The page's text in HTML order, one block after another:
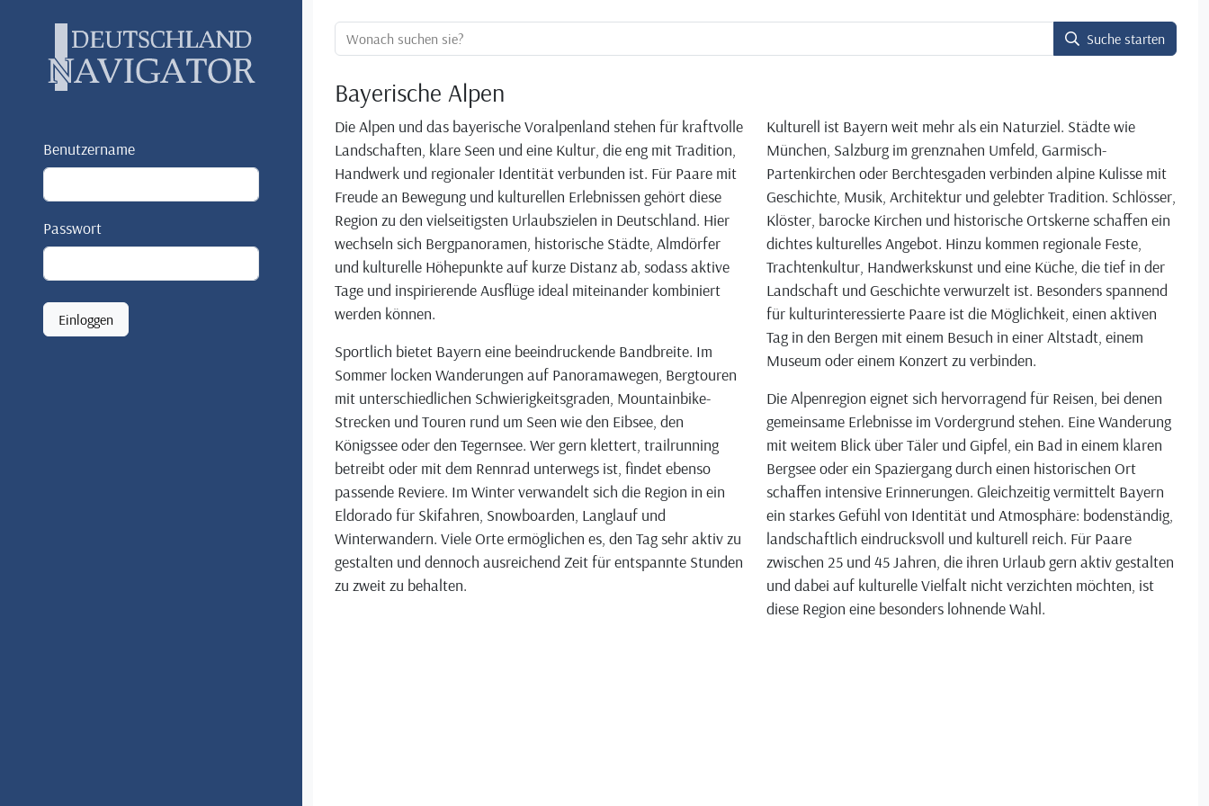
Benutzername
Passwort
Einloggen
Ortssuche: Suche starten
Bayerische Alpen
Die Alpen und das bayerische Voralpenland stehen für kraftvolle
Landschaften, klare Seen und eine Kultur, die eng mit Tradition,
Handwerk und regionaler Identität verbunden ist. Für Paare mit
Freude an Bewegung und kulturellen Erlebnissen gehört diese
Region zu den vielseitigsten Urlaubszielen in Deutschland. Hier
wechseln sich Bergpanoramen, historische Städte, Almdörfer
und kulturelle Höhepunkte auf kurze Distanz ab, sodass aktive
Tage und inspirierende Ausflüge ideal miteinander kombiniert
werden können.
Sportlich bietet Bayern eine beeindruckende Bandbreite. Im
Sommer locken Wanderungen auf Panoramawegen, Bergtouren
mit unterschiedlichen Schwierigkeitsgraden, Mountainbike-
Strecken und Touren rund um Seen wie den Eibsee, den
Königssee oder den Tegernsee. Wer gern klettert, trailrunning
betreibt oder mit dem Rennrad unterwegs ist, findet ebenso
passende Reviere. Im Winter verwandelt sich die Region in ein
Eldorado für Skifahren, Snowboarden, Langlauf und
Winterwandern. Viele Orte ermöglichen es, den Tag sehr aktiv zu
gestalten und dennoch ausreichend Zeit für entspannte Stunden
zu zweit zu behalten.
Kulturell ist Bayern weit mehr als ein Naturziel. Städte wie
München, Salzburg im grenznahen Umfeld, Garmisch-
Partenkirchen oder Berchtesgaden verbinden alpine Kulisse mit
Geschichte, Musik, Architektur und gelebter Tradition. Schlösser,
Klöster, barocke Kirchen und historische Ortskerne schaffen ein
dichtes kulturelles Angebot. Hinzu kommen regionale Feste,
Trachtenkultur, Handwerkskunst und eine Küche, die tief in der
Landschaft und Geschichte verwurzelt ist. Besonders spannend
für kulturinteressierte Paare ist die Möglichkeit, einen aktiven
Tag in den Bergen mit einem Besuch in einer Altstadt, einem
Museum oder einem Konzert zu verbinden.
Die Alpenregion eignet sich hervorragend für Reisen, bei denen
gemeinsame Erlebnisse im Vordergrund stehen. Eine Wanderung
mit weitem Blick über Täler und Gipfel, ein Bad in einem klaren
Bergsee oder ein Spaziergang durch einen historischen Ort
schaffen intensive Erinnerungen. Gleichzeitig vermittelt Bayern
ein starkes Gefühl von Identität und Atmosphäre: bodenständig,
landschaftlich eindrucksvoll und kulturell reich. Für Paare
zwischen 25 und 45 Jahren, die ihren Urlaub gern aktiv gestalten
und dabei auf kulturelle Vielfalt nicht verzichten möchten, ist
diese Region eine besonders lohnende Wahl.